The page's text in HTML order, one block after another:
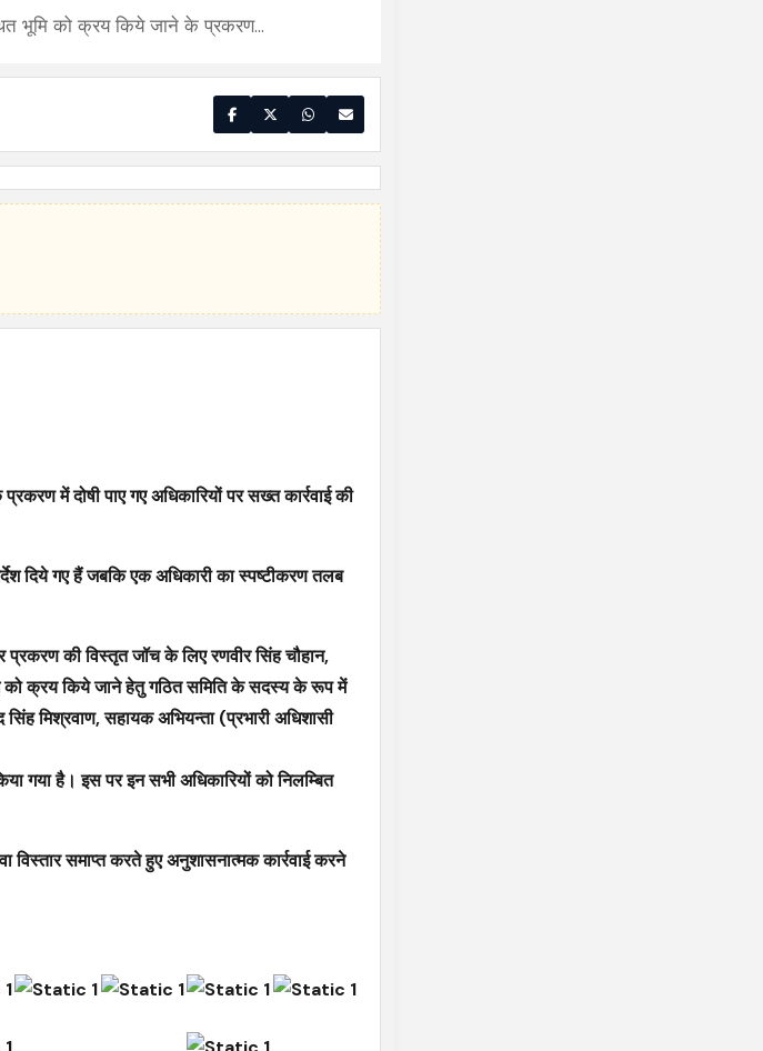
भूमि को क्रय किये जाने के प्रकरण…
में दोषी पाए गए अधिकारियों पर सख्त कार्रवाई की
दिये गए हैं जबकि एक अधिकारी का स्पष्टीकरण तलब
प्रकरण की विस्तृत जॉच के लिए रणवीर सिंह चौहान,
को क्रय किये जाने हेतु गठित समिति के सदस्य के रूप में
मिश्रवाण, सहायक अभियन्ता (प्रभारी अधिशासी
गया है। इस पर इन सभी अधिकारियों को निलम्बित
विस्तार समाप्त करते हुए अनुशासनात्मक कार्रवाई करने